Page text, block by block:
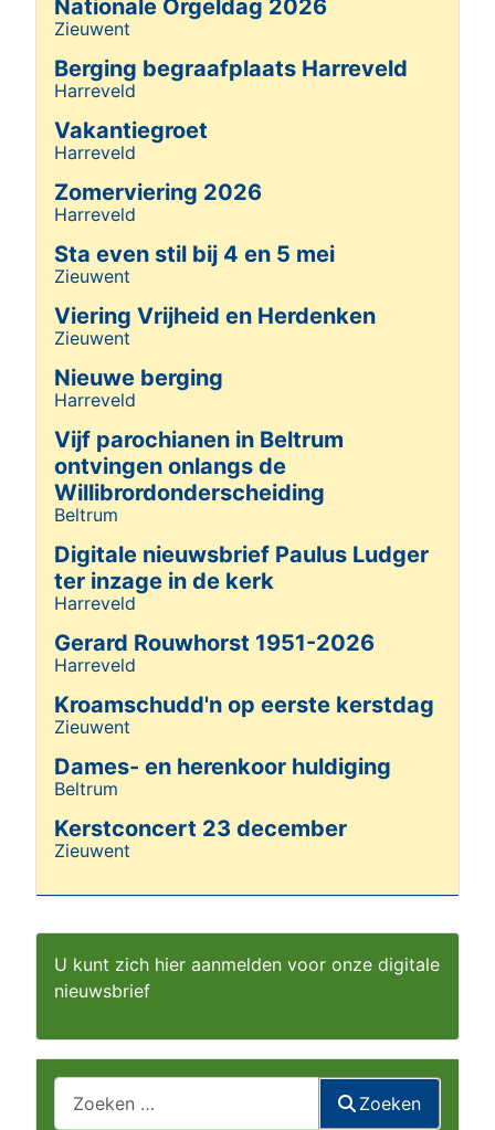
U kunt zich hier aanmelden voor onze digitale
nieuwsbrief
Zoeken
Details
Nationale Orgeldag 2026
Details
Zieuwent
Berging begraafplaats Harreveld
Details
Harreveld
Vakantiegroet
Details
Harreveld
Zomerviering 2026
Details
Harreveld
Sta even stil bij 4 en 5 mei
Details
Zieuwent
Viering Vrijheid en Herdenken
Details
Zieuwent
Nieuwe berging
Details
Harreveld
Vijf parochianen in Beltrum
ontvingen onlangs de
Willibrordonderscheiding
Details
Beltrum
Digitale nieuwsbrief Paulus Ludger
ter inzage in de kerk
Details
Harreveld
Gerard Rouwhorst 1951-2026
Details
Harreveld
Kroamschudd'n op eerste kerstdag
Details
Zieuwent
Dames- en herenkoor huldiging
Details
Beltrum
Kerstconcert 23 december
Details
Zieuwent